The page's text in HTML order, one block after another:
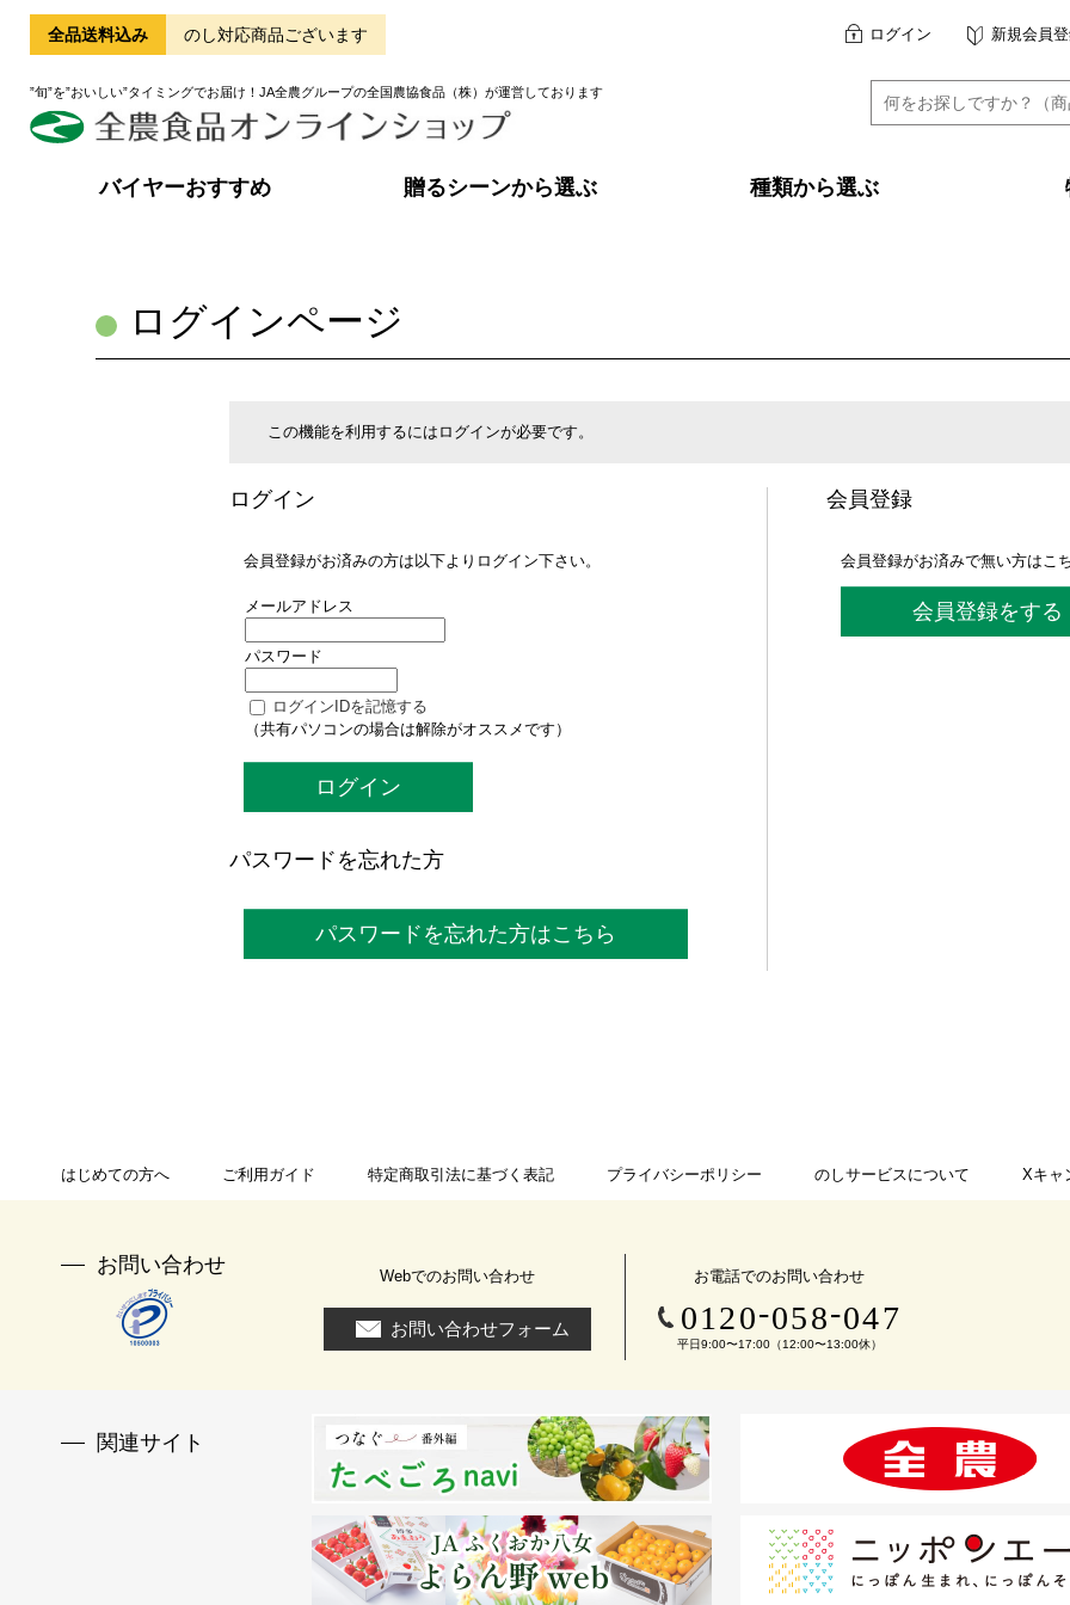
全品送料込み のし対応商品ございます
”旬”を”おいしい”タイミングでお届け！JA全農グループの全国農協食品（株）が運営しております
ログイン 新規会員
バイヤーおすすめ 贈るシーンから選ぶ 種類から選ぶ
ログインページ
この機能を利用するにはログインが必要です。
ログイン
会員登録がお済みの方は以下よりログイン下さい。
メールアドレス
パスワード
ログインIDを記憶する
（共有パソコンの場合は解除がオススメです）
ログイン
パスワードを忘れた方
パスワードを忘れた方はこちら
会員登録
会員登録がお済みで無い方はこ
会員登録をする
はじめての方へ ご利用ガイド 特定商取引法に基づく表記 プライバシーポリシー のしサービスについて Xキャ
お問い合わせ Webでのお問い合わせ
お問い合わせフォーム
お電話でのお問い合わせ
0120-058-047
平日9:00〜17:00（12:00〜13:00休）
関連サイト